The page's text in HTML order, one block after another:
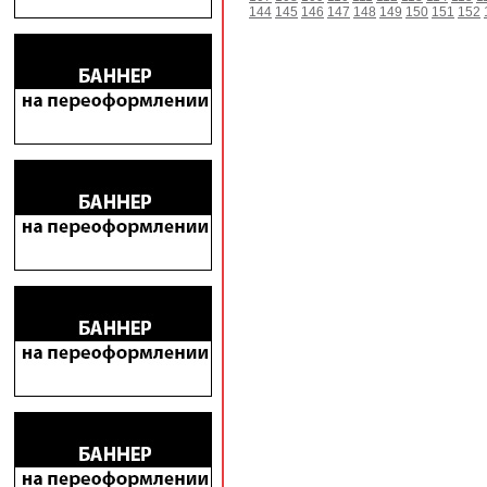
144 145 146 147 148 149 150 151 152